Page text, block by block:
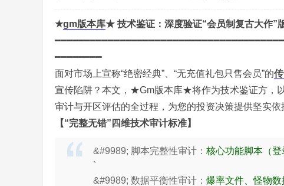
★gm版本库★ 技术鉴证：深度验证“会员制复古大作”
━━━━━━━━
面对市场上宣称“绝密经典”、“无充值礼包只售会员”的
宣传陷阱？本文，★Gm版本库★将作为技术鉴证方，
审计与开区评估的全过程，为您的投资决策提供坚实依
【“完整无错”四维技术审计标准】
&#9989; 脚本完整性审计： 核心功能脚本（登
`
&#9989; 数据平衡性审计： 爆率文件、怪物数